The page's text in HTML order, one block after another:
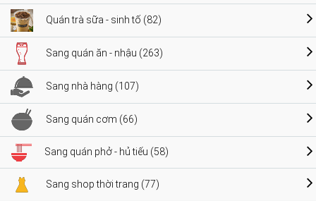
Quán trà sữa - sinh tố (82)
Sang quán ăn - nhậu (263)
Sang nhà hàng (107)
Sang quán cơm (66)
Sang quán phở - hủ tiếu (58)
Sang shop thời trang (77)